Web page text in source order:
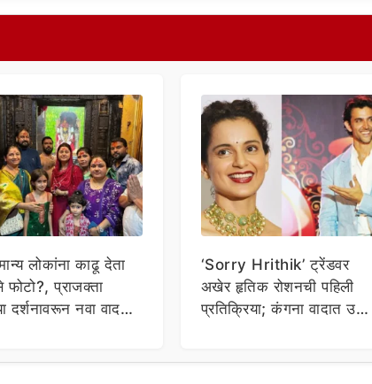
लोकांना काढू देता
प्राजक्ता
दर्शनावरून नवा वाद;
‘Sorry Hrithik’ ट्रेंडवर
अखेर हृतिक रोशनची पहिली
प्रतिक्रिया; कंगना वादात उडी